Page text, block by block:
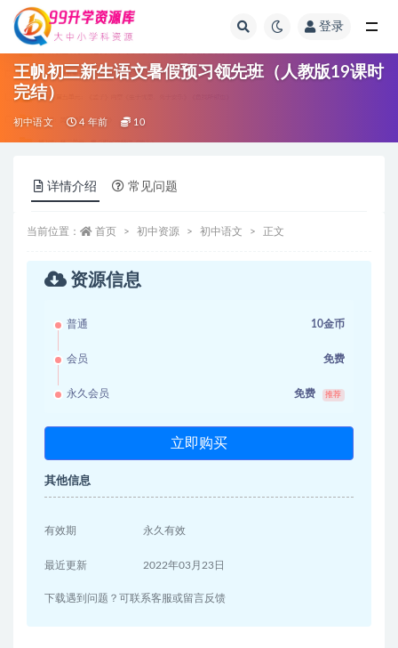
登录
王帆初三新生语文暑假预习领先班（人教版19课时
完结）
初中语文 4 年前 10
详情介绍 常见问题
当前位置： 首页 初中资源 初中语文 正文
资源信息
普通 10金币
会员 免费
永久会员 免费 推荐
立即购买
其他信息
有效期 永久有效
最近更新 2022年03月23日
下载遇到问题？可联系客服或留言反馈